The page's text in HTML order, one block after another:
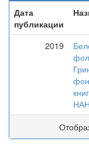
Дата
публикации
2019